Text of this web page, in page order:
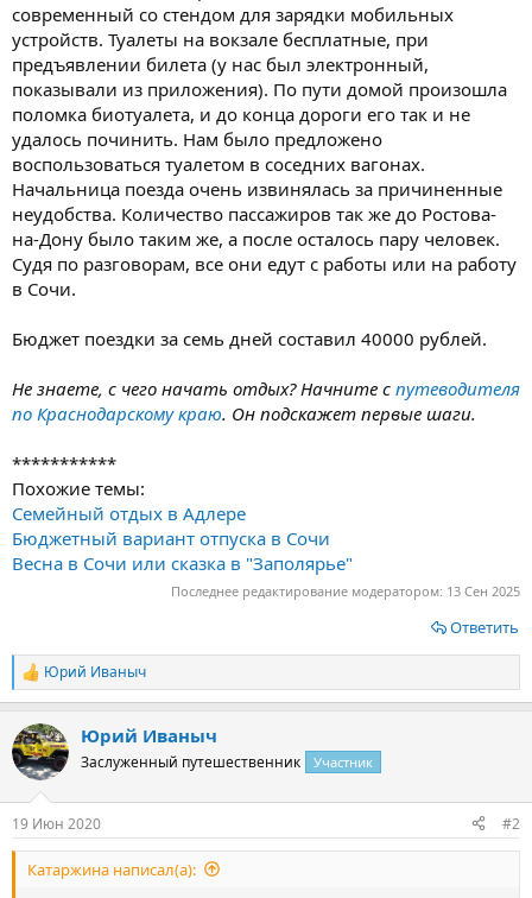
современный со стендом для зарядки мобильных
устройств. Туалеты на вокзале бесплатные, при
предъявлении билета (у нас был электронный,
показывали из приложения). По пути домой произошла
поломка биотуалета, и до конца дороги его так и не
удалось починить. Нам было предложено
воспользоваться туалетом в соседних вагонах.
Начальница поезда очень извинялась за причиненные
неудобства. Количество пассажиров так же до Ростова-
на-Дону было таким же, а после осталось пару человек.
Судя по разговорам, все они едут с работы или на работу
в Сочи.
Бюджет поездки за семь дней составил 40000 рублей.
Не знаете, с чего начать отдых? Начните с путеводителя
по Краснодарскому краю. Он подскажет первые шаги.
***********
Похожие темы:
Семейный отдых в Адлере
Бюджетный вариант отпуска в Сочи
Весна в Сочи или сказка в "Заполярье"
Последнее редактирование модератором: 13 Сен 2025
Ответить
Р
е
к
ц
и
Юрий Иваныч
Юрий Иваныч
Заслуженный путешественник Участник
19 Июн 2020 #2
Катаржина написал(а):